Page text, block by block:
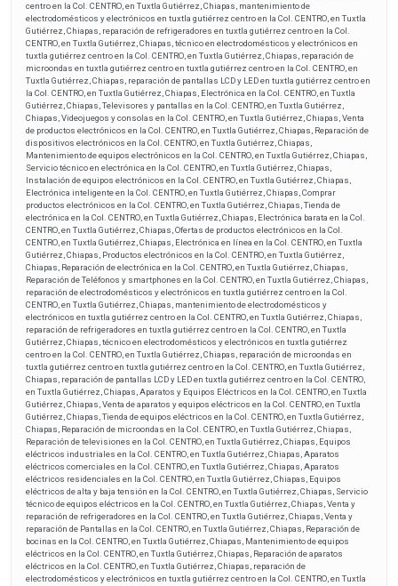
centro en la Col. CENTRO, en Tuxtla Gutiérrez, Chiapas, mantenimiento de
electrodomésticos y electrónicos en tuxtla gutiérrez centro en la Col. CENTRO, en Tuxtla
Gutiérrez, Chiapas, reparación de refrigeradores en tuxtla gutiérrez centro en la Col.
CENTRO, en Tuxtla Gutiérrez, Chiapas, técnico en electrodomésticos y electrónicos en
tuxtla gutiérrez centro en la Col. CENTRO, en Tuxtla Gutiérrez, Chiapas, reparación de
microondas en tuxtla gutiérrez centro en tuxtla gutiérrez centro en la Col. CENTRO, en
Tuxtla Gutiérrez, Chiapas, reparación de pantallas LCD y LED en tuxtla gutiérrez centro en
la Col. CENTRO, en Tuxtla Gutiérrez, Chiapas, Electrónica en la Col. CENTRO, en Tuxtla
Gutiérrez, Chiapas, Televisores y pantallas en la Col. CENTRO, en Tuxtla Gutiérrez,
Chiapas, Videojuegos y consolas en la Col. CENTRO, en Tuxtla Gutiérrez, Chiapas, Venta
de productos electrónicos en la Col. CENTRO, en Tuxtla Gutiérrez, Chiapas, Reparación de
dispositivos electrónicos en la Col. CENTRO, en Tuxtla Gutiérrez, Chiapas,
Mantenimiento de equipos electrónicos en la Col. CENTRO, en Tuxtla Gutiérrez, Chiapas,
Servicio técnico en electrónica en la Col. CENTRO, en Tuxtla Gutiérrez, Chiapas,
Instalación de equipos electrónicos en la Col. CENTRO, en Tuxtla Gutiérrez, Chiapas,
Electrónica inteligente en la Col. CENTRO, en Tuxtla Gutiérrez, Chiapas, Comprar
productos electrónicos en la Col. CENTRO, en Tuxtla Gutiérrez, Chiapas, Tienda de
electrónica en la Col. CENTRO, en Tuxtla Gutiérrez, Chiapas, Electrónica barata en la Col.
CENTRO, en Tuxtla Gutiérrez, Chiapas, Ofertas de productos electrónicos en la Col.
CENTRO, en Tuxtla Gutiérrez, Chiapas, Electrónica en línea en la Col. CENTRO, en Tuxtla
Gutiérrez, Chiapas, Productos electrónicos en la Col. CENTRO, en Tuxtla Gutiérrez,
Chiapas, Reparación de electrónica en la Col. CENTRO, en Tuxtla Gutiérrez, Chiapas,
Reparación de Teléfonos y smartphones en la Col. CENTRO, en Tuxtla Gutiérrez, Chiapas,
reparación de electrodomésticos y electrónicos en tuxtla gutiérrez centro en la Col.
CENTRO, en Tuxtla Gutiérrez, Chiapas, mantenimiento de electrodomésticos y
electrónicos en tuxtla gutiérrez centro en la Col. CENTRO, en Tuxtla Gutiérrez, Chiapas,
reparación de refrigeradores en tuxtla gutiérrez centro en la Col. CENTRO, en Tuxtla
Gutiérrez, Chiapas, técnico en electrodomésticos y electrónicos en tuxtla gutiérrez
centro en la Col. CENTRO, en Tuxtla Gutiérrez, Chiapas, reparación de microondas en
tuxtla gutiérrez centro en tuxtla gutiérrez centro en la Col. CENTRO, en Tuxtla Gutiérrez,
Chiapas, reparación de pantallas LCD y LED en tuxtla gutiérrez centro en la Col. CENTRO,
en Tuxtla Gutiérrez, Chiapas, Aparatos y Equipos Eléctricos en la Col. CENTRO, en Tuxtla
Gutiérrez, Chiapas, Venta de aparatos y equipos eléctricos en la Col. CENTRO, en Tuxtla
Gutiérrez, Chiapas, Tienda de equipos eléctricos en la Col. CENTRO, en Tuxtla Gutiérrez,
Chiapas, Reparación de microondas en la Col. CENTRO, en Tuxtla Gutiérrez, Chiapas,
Reparación de televisiones en la Col. CENTRO, en Tuxtla Gutiérrez, Chiapas, Equipos
eléctricos industriales en la Col. CENTRO, en Tuxtla Gutiérrez, Chiapas, Aparatos
eléctricos comerciales en la Col. CENTRO, en Tuxtla Gutiérrez, Chiapas, Aparatos
eléctricos residenciales en la Col. CENTRO, en Tuxtla Gutiérrez, Chiapas, Equipos
eléctricos de alta y baja tensión en la Col. CENTRO, en Tuxtla Gutiérrez, Chiapas, Servicio
técnico de equipos eléctricos en la Col. CENTRO, en Tuxtla Gutiérrez, Chiapas, Venta y
reparación de refrigeradores en la Col. CENTRO, en Tuxtla Gutiérrez, Chiapas, Venta y
reparación de Pantallas en la Col. CENTRO, en Tuxtla Gutiérrez, Chiapas, Reparación de
bocinas en la Col. CENTRO, en Tuxtla Gutiérrez, Chiapas, Mantenimiento de equipos
eléctricos en la Col. CENTRO, en Tuxtla Gutiérrez, Chiapas, Reparación de aparatos
eléctricos en la Col. CENTRO, en Tuxtla Gutiérrez, Chiapas, reparación de
electrodomésticos y electrónicos en tuxtla gutiérrez centro en la Col. CENTRO, en Tuxtla